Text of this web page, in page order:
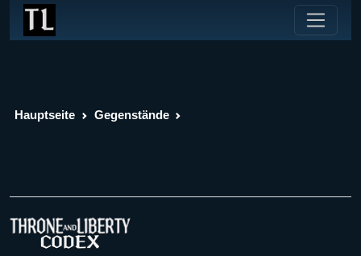
Hauptseite Gegenstände